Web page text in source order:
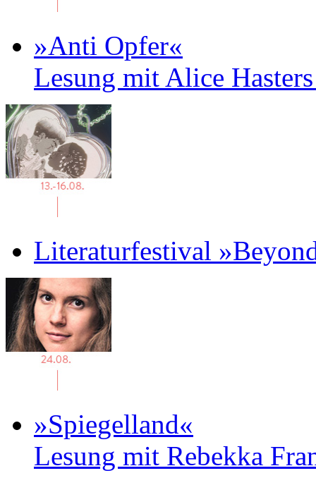
»Anti Opfer«
Lesung mit Alice
Literaturfestival
»Spiegelland«
Lesung mit Rebekka